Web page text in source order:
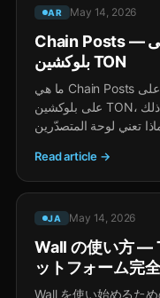
AR May 14, 2026
Chain Posts — اختم كلماتك إلى الأبد على
بلوكشين TON
ما هي Chain Posts على Wall؟ كيف تختم منشورًا بشكل دائم
على بلوكشين TON، ولماذا لا يستطيع أحد حذفه (بما في ذلك Wall
Read article →
JA May 14, 2026
Wall の使い方 —
ットフォーム完
Wall を使い始めるた